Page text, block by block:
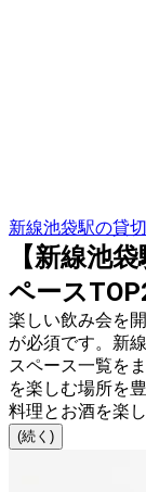
新線池袋駅の貸
【新線池
ペース
楽しい飲み会を
が必須です。新
スペース一覧を
を楽しむ場所を
料理とお酒を楽
(続く)